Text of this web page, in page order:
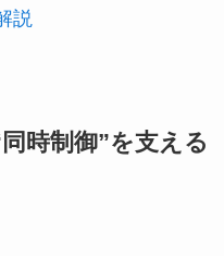
説
時制御”を支える